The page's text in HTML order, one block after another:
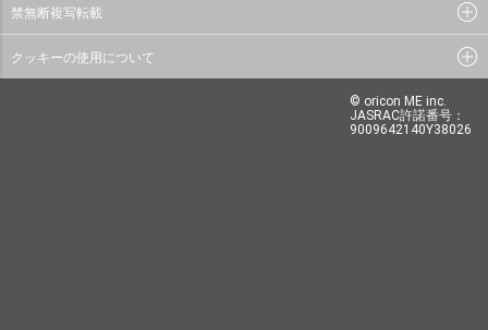
禁無断複写転載
クッキーの使用について
© oricon ME inc.
JASRAC許諾番号：
9009642140Y38026